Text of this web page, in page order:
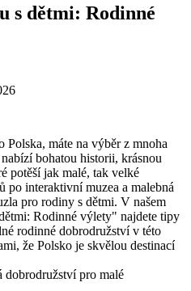
s dětmi: Rodinné
máte na výběr z mnoha
bohatou historii, krásnou
potěší jak malé, tak velké
po interaktivní muzea a malebná
pro rodiny s dětmi. V našem
Rodinné výlety" najdete tipy
rodinné dobrodružství v této
že Polsko je skvělou destinací